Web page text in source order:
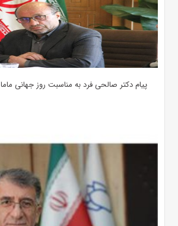
پیام دکتر صالحی فرد به مناسبت روز جهانی ماما